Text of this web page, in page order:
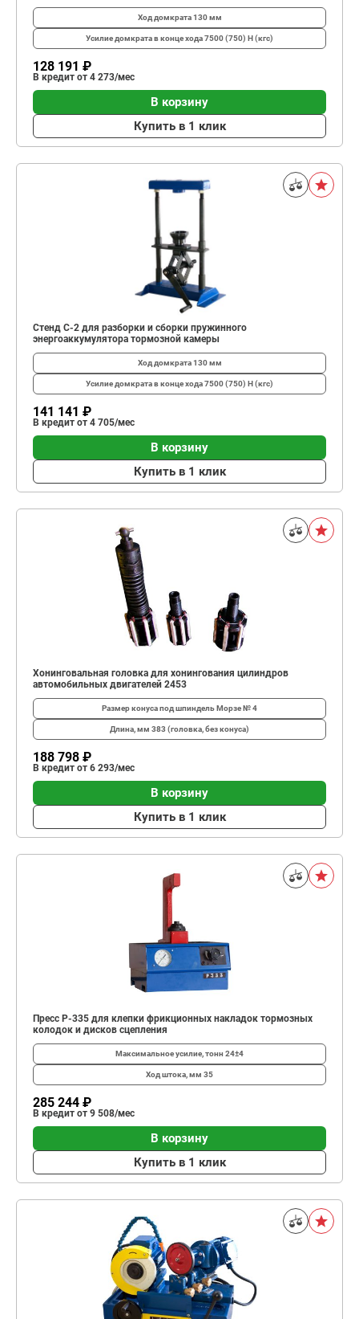
Ход домкрата130 мм
Усилие домкрата в конце хода7500 (750) Н (кгс)
128 191 ₽
В кредит от 4 273/мес
В корзину
Купить в 1 клик
Стенд С-2 для разборки и сборки пружинного
энергоаккумулятора тормозной камеры
Ход домкрата130 мм
Усилие домкрата в конце хода7500 (750) Н (кгс)
141 141 ₽
В кредит от 4 705/мес
В корзину
Купить в 1 клик
Хонинговальная головка для хонингования цилиндров
автомобильных двигателей 2453
Размер конуса под шпиндельМорзе № 4
Длина, мм 383 (головка, без конуса)
188 798 ₽
В кредит от 6 293/мес
В корзину
Купить в 1 клик
Пресс Р-335 для клепки фрикционных накладок тормозных
колодок и дисков сцепления
Максимальное усилие, тонн 24±4
Ход штока, мм 35
285 244 ₽
В кредит от 9 508/мес
В корзину
Купить в 1 клик